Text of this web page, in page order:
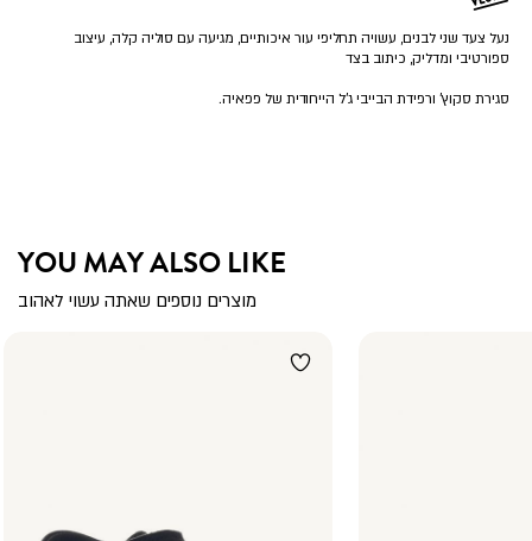
נעל צעד שני לבנים, עשויה תחליפי עור איכותיים, מגיעה עם סוליה קלה, עיצוב
ספורטיבי ומדליק, כיתוב בצד
סגירת סקוץ’ ורפידת הבייבי ג’ל הייחודית של פפאיה.
YOU MAY ALSO LIKE
מוצרים נוספים שאתה עשוי לאהוב